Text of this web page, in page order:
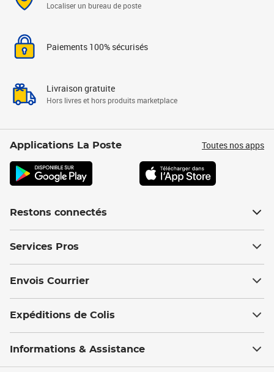
Localiser un bureau de poste
Paiements 100% sécurisés
Livraison gratuite
Hors livres et hors produits marketplace
Applications La Poste Toutes nos apps
Restons connectés
Services Pros
Envois Courrier
Expéditions de Colis
Informations & Assistance